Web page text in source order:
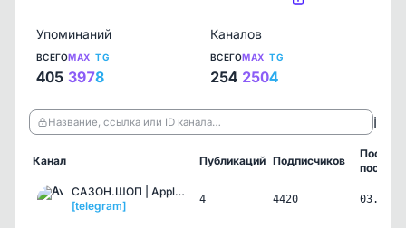
Упоминаний
ВСЕГО
405
MAX
397
TG
8
Каналов
ВСЕГО
254
MAX
250
TG
4
Название, ссылка или ID канала… ℹ️
Канал Публикаций Подписчиков
пост
САЗОН.ШОП | Apple Брянск
[telegram]
4 4420